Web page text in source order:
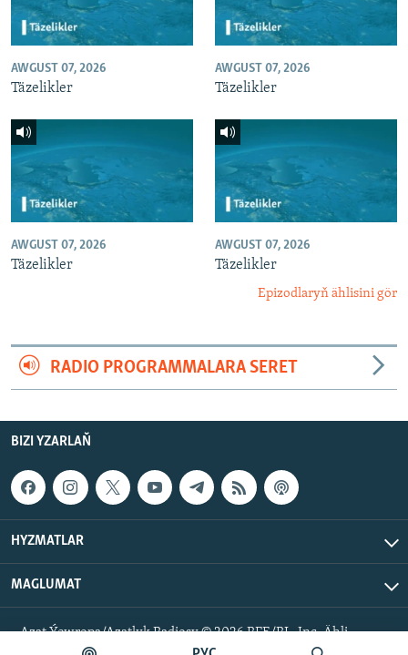
AWGUST 07, 2026
Täzelikler
AWGUST 07, 2026
Täzelikler
AWGUST 07, 2026
Täzelikler
AWGUST 07, 2026
Täzelikler
Epizodlaryň ählisini gör
RADIO PROGRAMMALARA SERET
BIZI YZARLAŇ
HYZMATLAR
MAGLUMAT
Azat Ýewropa/Azatlyk Radiosy © 2026 RFE/RL, Inc. Ähli
hukuklar goralan.